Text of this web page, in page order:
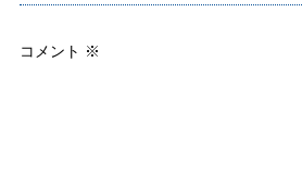
コメント ※